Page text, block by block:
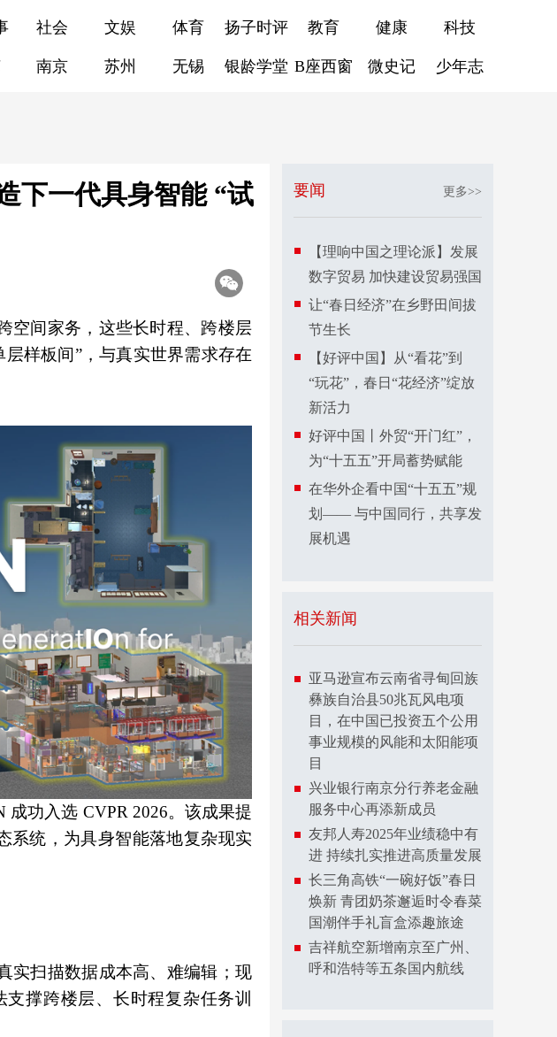
社会 文娱 体育 扬子时评 教育 健康 科技
南京 苏州 无锡 银龄学堂 B座西窗 微史记 少年志
下一代具身智能 “试
空间家务，这些长时程、跨楼层
样板间”，与真实世界需求存在
功入选 CVPR 2026。该成果提
系统，为具身智能落地复杂现实
实扫描数据成本高、难编辑；现
撑跨楼层、长时程复杂任务训
要闻 更多>>
【理响中国之理论派】发展
数字贸易 加快建设贸易强国
让“春日经济”在乡野田间拔
节生长
【好评中国】从“看花”到
“玩花”，春日“花经济”绽放
新活力
好评中国丨外贸“开门红”，
为“十五五”开局蓄势赋能
在华外企看中国“十五五”规
划—— 与中国同行，共享发
展机遇
相关新闻
亚马逊宣布云南省寻甸回族
彝族自治县50兆瓦风电项
目，在中国已投资五个公用
事业规模的风能和太阳能项
目
兴业银行南京分行养老金融
服务中心再添新成员
友邦人寿2025年业绩稳中有
进 持续扎实推进高质量发展
长三角高铁“一碗好饭”春日
焕新 青团奶茶邂逅时令春菜
国潮伴手礼盲盒添趣旅途
吉祥航空新增南京至广州、
呼和浩特等五条国内航线